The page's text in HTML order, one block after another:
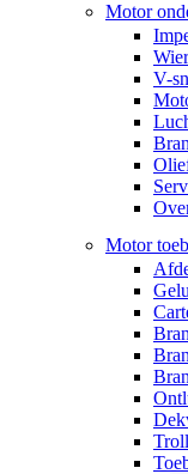
Motor
V-
Motor